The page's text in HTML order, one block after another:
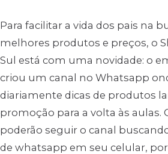
Para facilitar a vida dos pais na
melhores produtos e preços, o
Sul está com uma novidade: o
criou um canal no Whatsapp
diariamente dicas de produtos
promoção para a volta às aulas.
poderão seguir o canal
de whatsapp em seu celular,